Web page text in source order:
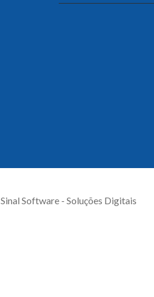
Sinal Software - Soluções Digitais